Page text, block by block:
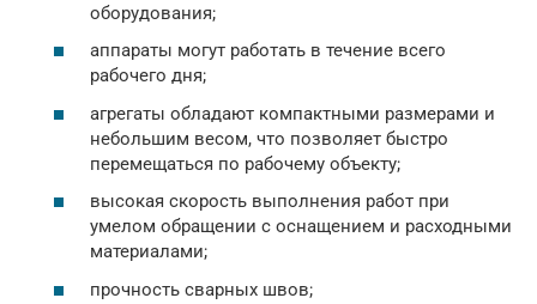
оборудования;
аппараты могут работать в течение всего
рабочего дня;
агрегаты обладают компактными размерами и
небольшим весом, что позволяет быстро
перемещаться по рабочему объекту;
высокая скорость выполнения работ при
умелом обращении с оснащением и расходными
материалами;
прочность сварных швов;